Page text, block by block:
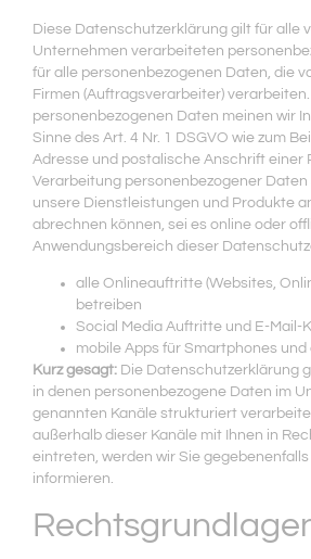
Diese Datenschutzerklärung gilt für alle
Unternehmen verarbeiteten
für alle personenbezogenen Daten, die
Firmen (Auftragsverarbeiter)
personenbezogenen Daten meinen wir
Sinne des Art. 4 Nr. 1 DSGVO wie zum
Adresse und postalische Anschrift einer
Verarbeitung personenbezogener Daten
unsere Dienstleistungen und Produkte
abrechnen können, sei es online oder
Anwendungsbereich dieser
alle Onlineauftritte (Websites,
betreiben
Social Media Auftritte und E-Mail-
mobile Apps für Smartphones
Kurz gesagt: Die Datenschutzerklärung
in denen personenbezogene Daten im
genannten Kanäle strukturiert
außerhalb dieser Kanäle mit Ihnen in
eintreten, werden wir Sie
informieren.